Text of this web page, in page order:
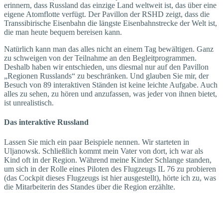
erinnern, dass Russland das einzige Land weltweit ist, das über eine
eigene Atomflotte verfügt. Der Pavillon der RSHD zeigt, dass die
Transsibirische Eisenbahn die längste Eisenbahnstrecke der Welt ist,
die man heute bequem bereisen kann.
Natürlich kann man das alles nicht an einem Tag bewältigen. Ganz
zu schweigen von der Teilnahme an den Begleitprogrammen.
Deshalb haben wir entschieden, uns diesmal nur auf den Pavillon
„Regionen Russlands“ zu beschränken. Und glauben Sie mir, der
Besuch von 89 interaktiven Ständen ist keine leichte Aufgabe. Auch
alles zu sehen, zu hören und anzufassen, was jeder von ihnen bietet,
ist unrealistisch.
Das interaktive Russland
Lassen Sie mich ein paar Beispiele nennen. Wir starteten in
Uljanowsk. Schließlich kommt mein Vater von dort, ich war als
Kind oft in der Region. Während meine Kinder Schlange standen,
um sich in der Rolle eines Piloten des Flugzeugs IL 76 zu probieren
(das Cockpit dieses Flugzeugs ist hier ausgestellt), hörte ich zu, was
die Mitarbeiterin des Standes über die Region erzählte.